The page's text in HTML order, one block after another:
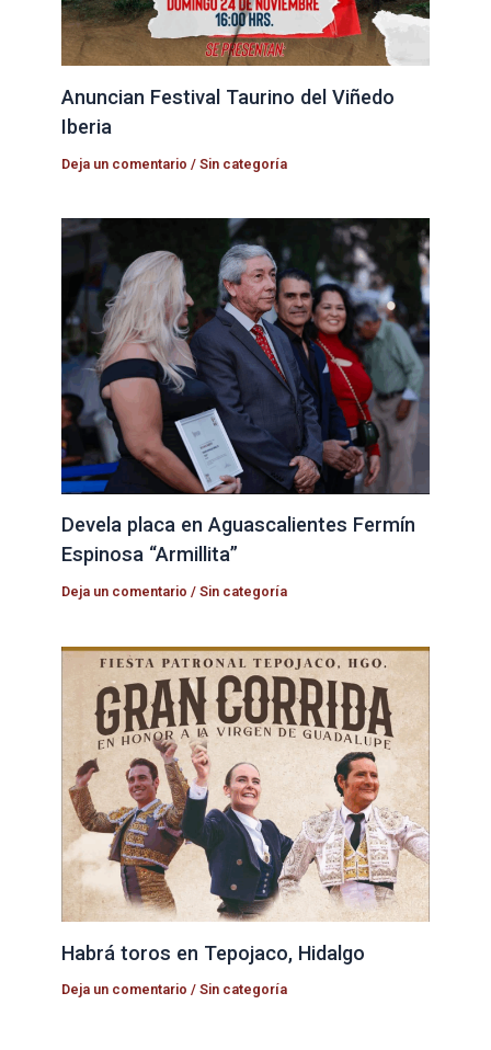
Anuncian Festival Taurino del Viñedo
Iberia
Deja un comentario /Sin categoría
Devela placa en Aguascalientes Fermín
Espinosa “Armillita”
Deja un comentario /Sin categoría
Habrá toros en Tepojaco, Hidalgo
Deja un comentario /Sin categoría